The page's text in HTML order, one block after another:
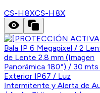
CS-H8XCS-H8X